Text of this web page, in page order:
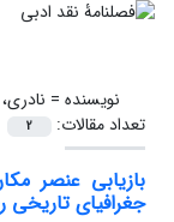
نویسنده =
تعداد مقالات:
2
جغرافیای تاریخی